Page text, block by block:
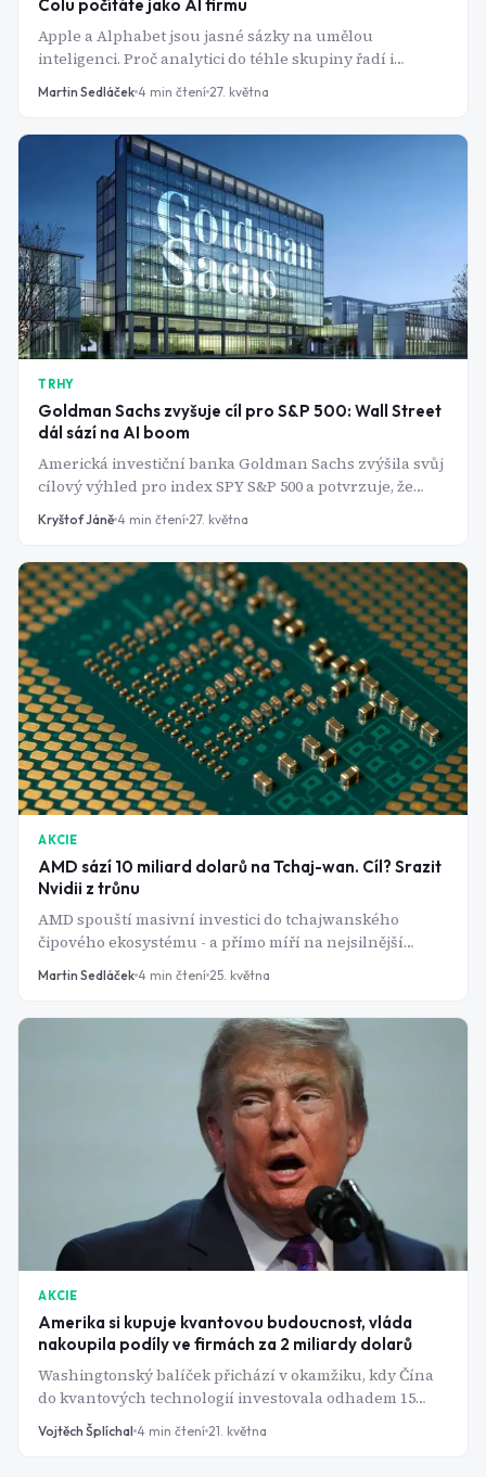
Colu počítáte jako AI firmu
Apple a Alphabet jsou jasné sázky na umělou
inteligenci. Proč analytici do téhle skupiny řadí i
výrobce limonád?
Martin Sedláček 4 min čtení 27. května
TRHY
Goldman Sachs zvyšuje cíl pro S&P 500: Wall Street
dál sází na AI boom
Americká investiční banka Goldman Sachs zvýšila svůj
cílový výhled pro index SPY S&P 500 a potvrzuje, že
optimismus kolem umělé inteligence dál žene americký
akciový trh vzhůru.
Kryštof Jáně 4 min čtení 27. května
AKCIE
AMD sází 10 miliard dolarů na Tchaj-wan. Cíl? Srazit
Nvidii z trůnu
AMD spouští masivní investici do tchajwanského
čipového ekosystému - a přímo míří na nejsilnější
Martin Sedláček 4 min čtení 25. května
AKCIE
Amerika si kupuje kvantovou budoucnost, vláda
nakoupila podíly ve firmách za 2 miliardy dolarů
Washingtonský balíček přichází v okamžiku, kdy Čína
do kvantových technologií investovala odhadem 15
miliard dolarů. IBM dostane celou miliardu, zbývající
firmy po stu milionech a vláda si z každé vezme
Vojtěch Šplíchal 4 min čtení 21. května